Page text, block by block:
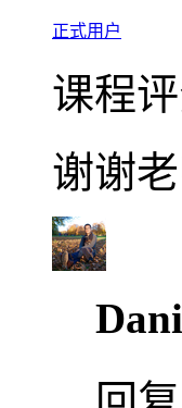
正式用户
课程
谢谢老